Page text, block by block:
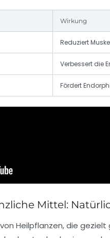
Wirkung
Reduziert
Verbessert die
Fördert
Mittel:
Heilpflanzen, die